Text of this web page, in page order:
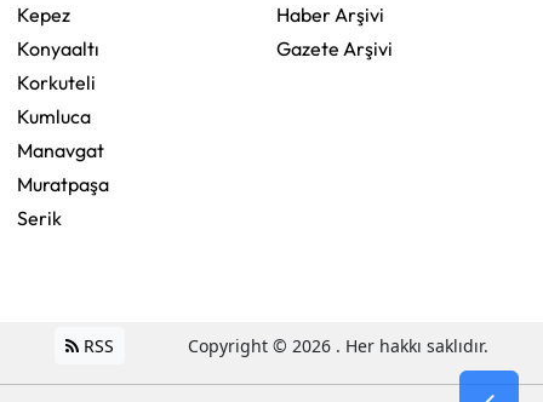
Kepez
Konyaaltı
Korkuteli
Kumluca
Manavgat
Muratpaşa
Serik
Haber Arşivi
Gazete Arşivi
RSS Copyright © 2026 . Her hakkı saklıdır.